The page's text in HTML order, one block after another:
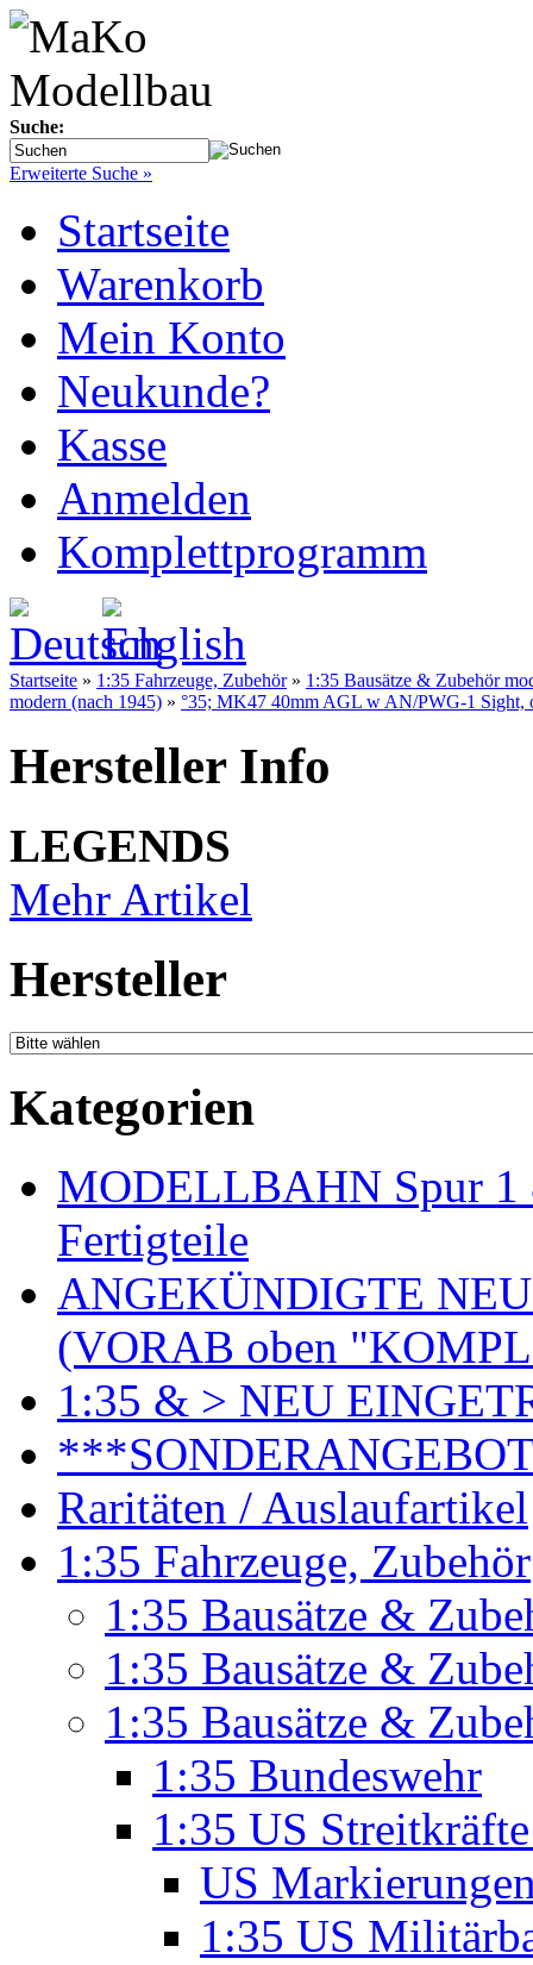
Suche:
Erweiterte Suche »
Startseite
Warenkorb
Mein Konto
Neukunde?
Kasse
Anmelden
Komplettprogramm
Startseite » 1:35 Fahrzeuge, Zubehör» 1:35 Bausätze & Zubehör
modern (nach 1945) » °35; MK47 40mm AGL w AN/PWG-1
Hersteller Info
LEGENDS
Mehr Artikel
Hersteller
Kategorien
MODELLBAHN Spur 1
Fertigteile
ANGEKÜNDIGTE
(VORAB oben
1:35 & > NEU
Raritäten / Auslaufartikel
1:35 Fahrzeuge, Zubehör
1:35 Bausätze &
1:35 Bausätze &
1:35 Bausätze &
1:35 Bundeswehr
1:35 US
US
1:35 US